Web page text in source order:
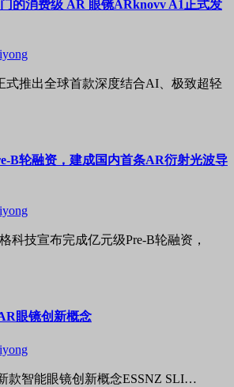
的消费级 AR 眼镜ARknovv A1正式发
式推出全球首款深度结合AI、极致超轻
B轮融资，建成国内首条AR衍射光波导
科技宣布完成亿元级Pre-B轮融资，
眼镜创新概念
款智能眼镜创新概念ESSNZ SLI…